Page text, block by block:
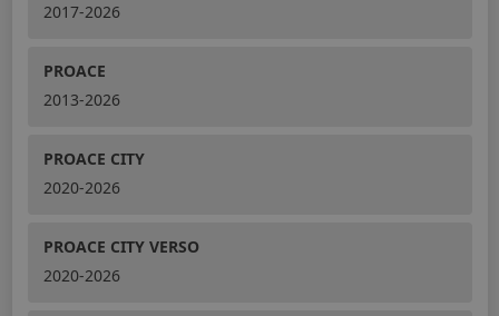
2017-2026
PROACE
2013-2026
PROACE CITY
2020-2026
PROACE CITY VERSO
2020-2026